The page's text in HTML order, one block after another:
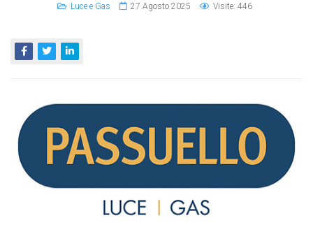
Luce e Gas 27 Agosto 2025 Visite: 446